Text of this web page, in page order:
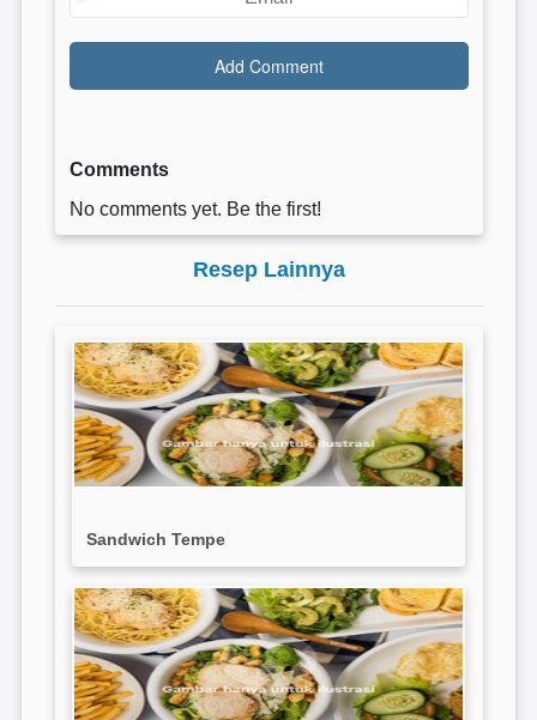
Comments
No comments yet. Be the first!
Resep Lainnya
Sandwich Tempe